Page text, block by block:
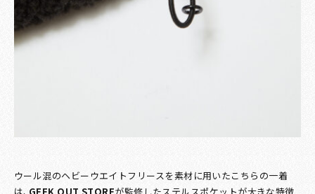
ウール混のヘビーウエイトフリースを素材に用いたこちらの一着
は、 GEEK OUT STOREが監修したステルスポケットが大きな特徴